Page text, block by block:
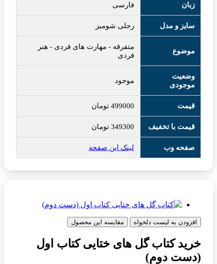
زبان فارسی
سایز و مدل رحلی شومیز
موضوع
متفرقه - مهارت های فردی - هنر
فردی
وضعیت
موجودی
موجود
قیمت 499000 تومان
قیمت با تخفیف 349300 تومان
صفحه وب لینک این صفحه
افزودن به لیست دلخواه مقایسه این محصول
خرید کتاب گل های ختایی کتاب اول
(دست دوم)